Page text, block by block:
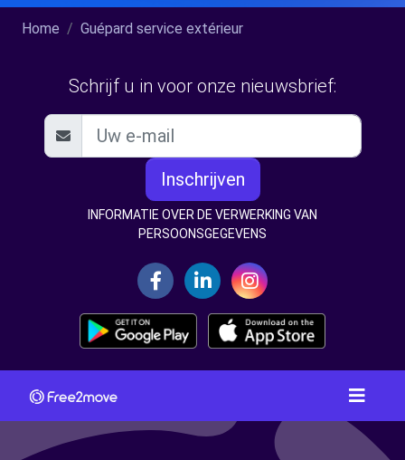
Home Guépard service extérieur
Schrijf u in voor onze nieuwsbrief:
Inschrijven
INFORMATIE OVER DE VERWERKING VAN
PERSOONSGEGEVENS